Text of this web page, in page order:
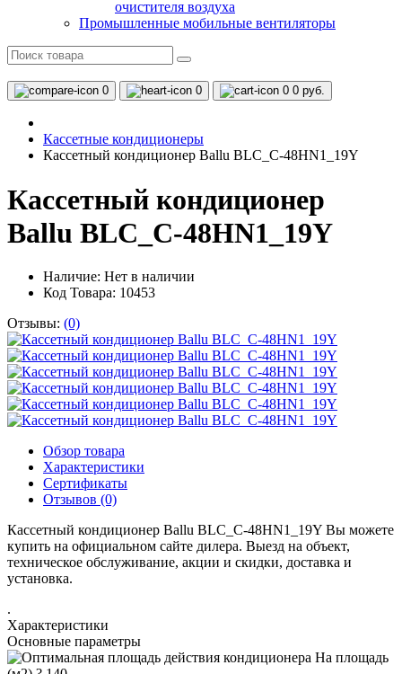
очистителя воздуха
Промышленные мобильные вентиляторы
0 0 0 0 руб.
Кассетные кондиционеры
Кассетный кондиционер Ballu BLC_C-48HN1_19Y
Кассетный кондиционер
Ballu BLC_C-48HN1_19Y
Наличие: Нет в наличии
Код Товара: 10453
Отзывы: (0)
Обзор товара
Характеристики
Сертификаты
Отзывов (0)
Кассетный кондиционер Ballu BLC_C-48HN1_19Y Вы можете
купить на официальном сайте дилера. Выезд на объект,
техническое обслуживание, акции и скидки, доставка и
установка.
.
Характеристики
Основные параметры
На площадь